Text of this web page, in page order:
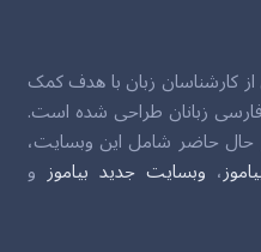
کارشناسان زبان با هدف کمک
زبانان طراحی شده است.
حال حاضر شامل این وبسایت،
، وبسایت جدید بیاموز و